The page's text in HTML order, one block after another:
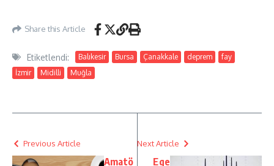
Share this Article
Etiketlendi: Balıkesir Bursa Çanakkale deprem
fay
İzmir
Midilli Muğla
Previous Article
Amatö
Next Article
Ege